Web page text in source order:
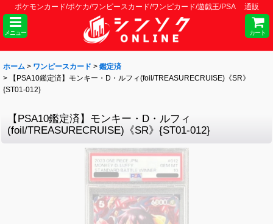
ポケモンカード/ポケカ/ワンピースカード/ワンピカード/遊戯王/PSA 通販
メニュー カート
ホーム > ワンピースカード > 鑑定済
>
【PSA10鑑定済】モンキー・D・ルフィ(foil/TREASURECRUISE)《SR》
{ST01-012}
【PSA10鑑定済】モンキー・D・ルフィ
(foil/TREASURECRUISE)《SR》{ST01-012}